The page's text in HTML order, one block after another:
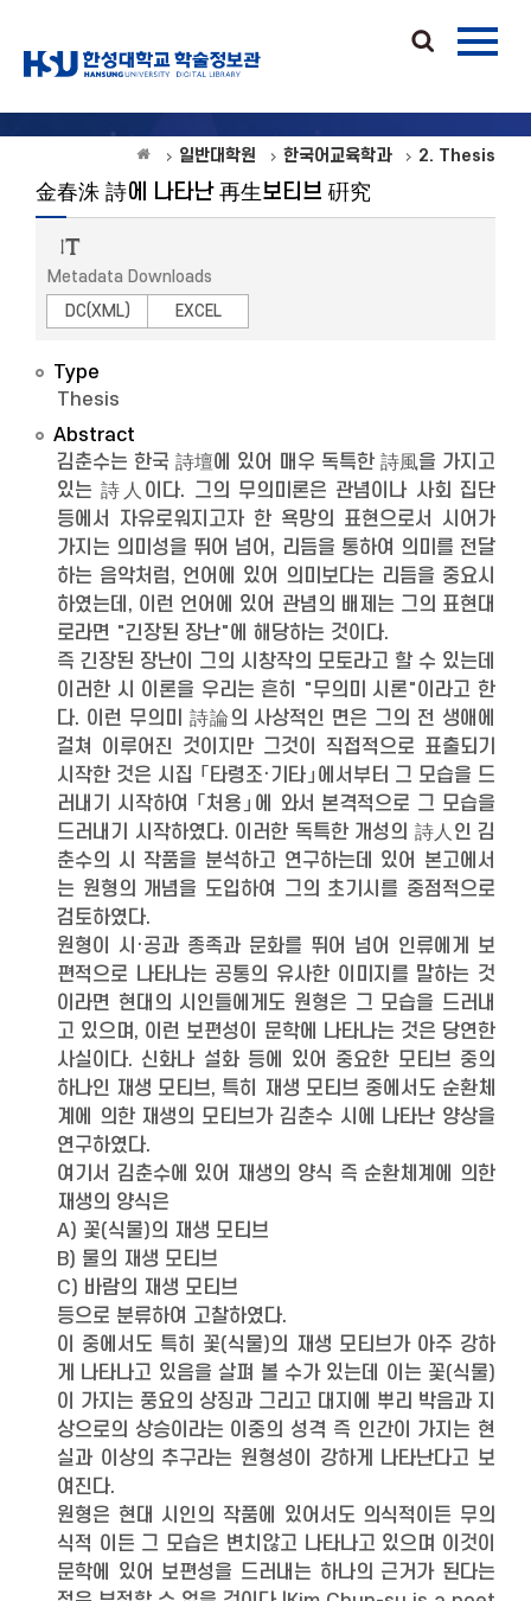
일반대학원 한국어교육학과 2. Thesis
金春洙 詩에 나타난 再生보티브 硏究
Metadata Downloads
DC(XML)
EXCEL
Type
Thesis
Abstract
김춘수는 한국 詩壇에 있어 매우 독특한 詩風을 가지고
있는 詩人이다. 그의 무의미론은 관념이나 사회 집단
등에서 자유로워지고자 한 욕망의 표현으로서 시어가
가지는 의미성을 뛰어 넘어, 리듬을 통하여 의미를 전달
하는 음악처럼, 언어에 있어 의미보다는 리듬을 중요시
하였는데, 이런 언어에 있어 관념의 배제는 그의 표현대
로라면 "긴장된 장난"에 해당하는 것이다.
즉 긴장된 장난이 그의 시창작의 모토라고 할 수 있는데
이러한 시 이론을 우리는 흔히 "무의미 시론"이라고 한
다. 이런 무의미 詩論의 사상적인 면은 그의 전 생애에
걸쳐 이루어진 것이지만 그것이 직접적으로 표출되기
시작한 것은 시집 「타령조·기타」에서부터 그 모습을 드
러내기 시작하여 「처용」에 와서 본격적으로 그 모습을
드러내기 시작하였다. 이러한 독특한 개성의 詩人인 김
춘수의 시 작품을 분석하고 연구하는데 있어 본고에서
는 원형의 개념을 도입하여 그의 초기시를 중점적으로
검토하였다.
원형이 시·공과 종족과 문화를 뛰어 넘어 인류에게 보
편적으로 나타나는 공통의 유사한 이미지를 말하는 것
이라면 현대의 시인들에게도 원형은 그 모습을 드러내
고 있으며, 이런 보편성이 문학에 나타나는 것은 당연한
사실이다. 신화나 설화 등에 있어 중요한 모티브 중의
하나인 재생 모티브, 특히 재생 모티브 중에서도 순환체
계에 의한 재생의 모티브가 김춘수 시에 나타난 양상을
연구하였다.
여기서 김춘수에 있어 재생의 양식 즉 순환체계에 의한
재생의 양식은
A) 꽃(식물)의 재생 모티브
B) 물의 재생 모티브
C) 바람의 재생 모티브
등으로 분류하여 고찰하였다.
이 중에서도 특히 꽃(식물)의 재생 모티브가 아주 강하
게 나타나고 있음을 살펴 볼 수가 있는데 이는 꽃(식물)
이 가지는 풍요의 상징과 그리고 대지에 뿌리 박음과 지
상으로의 상승이라는 이중의 성격 즉 인간이 가지는 현
실과 이상의 추구라는 원형성이 강하게 나타난다고 보
여진다.
원형은 현대 시인의 작품에 있어서도 의식적이든 무의
식적 이든 그 모습은 변치않고 나타나고 있으며 이것이
문학에 있어 보편성을 드러내는 하나의 근거가 된다는